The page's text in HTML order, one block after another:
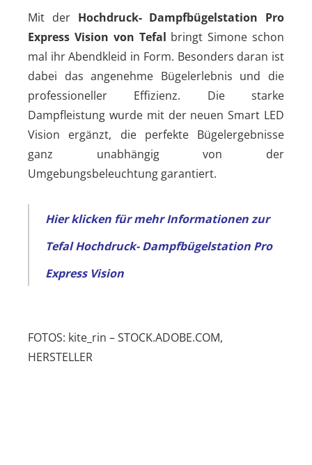
Mit der Hochdruck- Dampfbügelstation Pro
Express Vision von Tefal bringt Simone schon
mal ihr Abendkleid in Form. Besonders daran ist
dabei das angenehme Bügelerlebnis und die
professioneller Effizienz. Die starke
Dampfleistung wurde mit der neuen Smart LED
Vision ergänzt, die perfekte Bügelergebnisse
ganz unabhängig von der
Umgebungsbeleuchtung garantiert.
Hier klicken für mehr Informationen zur
Tefal Hochdruck- Dampfbügelstation Pro
Express Vision
FOTOS: kite_rin – STOCK.ADOBE.COM,
HERSTELLER